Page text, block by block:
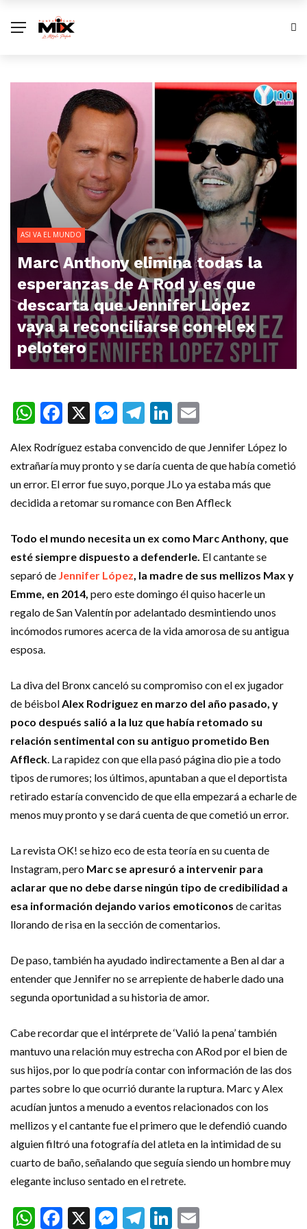
ASI VA EL MUNDO
Marc Anthony elimina todas la
esperanzas de A Rod y es que
descarta que Jennifer López
vaya a reconciliarse con el ex
pelotero
WhatsApp
Facebook
X Messenger
Telegram
LinkedIn
Alex Rodríguez estaba convencido de que Jennifer López lo
extrañaría muy pronto y se daría cuenta de que había cometió
un error. El error fue suyo, porque JLo ya estaba más que
decidida a retomar su romance con Ben Affleck
Todo el mundo necesita un ex como Marc Anthony, que
esté siempre dispuesto a defenderle. El cantante se
separó de Jennifer López, la madre de sus mellizos Max y
Emme, en 2014, pero este domingo él quiso hacerle un
regalo de San Valentín por adelantado desmintiendo unos
incómodos rumores acerca de la vida amorosa de su antigua
esposa.
La diva del Bronx canceló su compromiso con el ex jugador
de béisbolAlex Rodriguez en marzo del año pasado, y
poco después salió a la luz que había retomado su
relación sentimental con su antiguo prometido Ben
Affleck. La rapidez con que ella pasó página dio pie a todo
tipos de rumores; los últimos, apuntaban a que el deportista
retirado estaría convencido de que ella empezará a echarle de
menos muy pronto y se dará cuenta de que cometió un error.
La revista OK! se hizo eco de esta teoría en su cuenta de
Instagram, pero Marc se apresuró a intervenir para
aclarar que no debe darse ningún tipo de credibilidad a
esa información dejando varios emoticonos de caritas
llorando de risa en la sección de comentarios.
De paso, también ha ayudado indirectamente a Ben al dar a
entender que Jennifer no se arrepiente de haberle dado una
segunda oportunidad a su historia de amor.
Cabe recordar que el intérprete de ‘Valió la pena’ también
mantuvo una relación muy estrecha con ARod por el bien de
sus hijos, por lo que podría contar con información de las dos
partes sobre lo que ocurrió durante la ruptura. Marc y Alex
acudían juntos a menudo a eventos relacionados con los
mellizos y el cantante fue el primero que le defendió cuando
alguien filtró una fotografía del atleta en la intimidad de su
cuarto de baño, señalando que seguía siendo un hombre muy
elegante incluso sentado en el retrete.
WhatsApp
Facebook
X Messenger
Telegram
LinkedIn